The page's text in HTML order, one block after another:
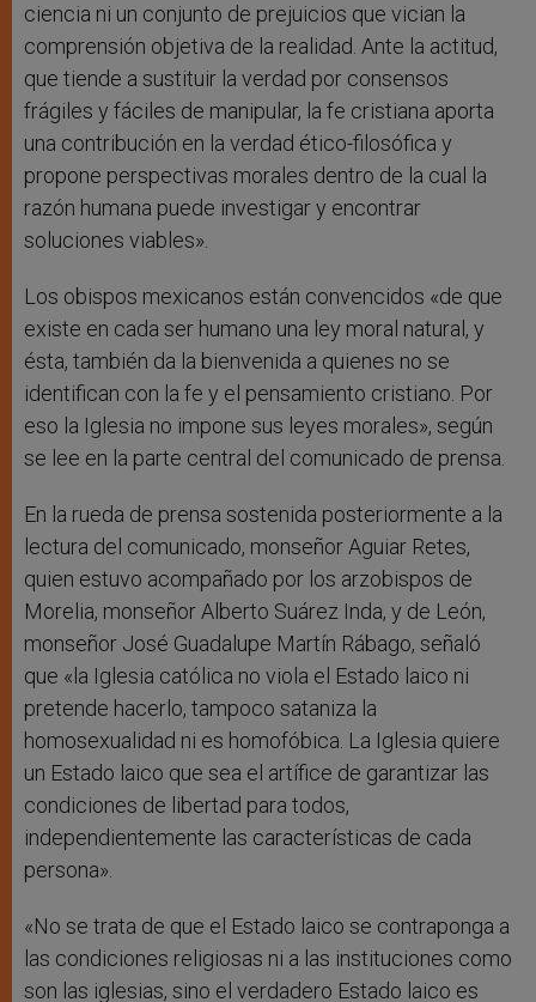
ciencia ni un conjunto de prejuicios que vician la
comprensión objetiva de la realidad. Ante la actitud,
que tiende a sustituir la verdad por consensos
frágiles y fáciles de manipular, la fe cristiana aporta
una contribución en la verdad ético-filosófica y
propone perspectivas morales dentro de la cual la
razón humana puede investigar y encontrar
soluciones viables».
Los obispos mexicanos están convencidos «de que
existe en cada ser humano una ley moral natural, y
ésta, también da la bienvenida a quienes no se
identifican con la fe y el pensamiento cristiano. Por
eso la Iglesia no impone sus leyes morales», según
se lee en la parte central del comunicado de prensa.
En la rueda de prensa sostenida posteriormente a la
lectura del comunicado, monseñor Aguiar Retes,
quien estuvo acompañado por los arzobispos de
Morelia, monseñor Alberto Suárez Inda, y de León,
monseñor José Guadalupe Martín Rábago, señaló
que «la Iglesia católica no viola el Estado laico ni
pretende hacerlo, tampoco sataniza la
homosexualidad ni es homofóbica. La Iglesia quiere
un Estado laico que sea el artífice de garantizar las
condiciones de libertad para todos,
independientemente las características de cada
persona».
«No se trata de que el Estado laico se contraponga a
las condiciones religiosas ni a las instituciones como
son las iglesias, sino el verdadero Estado laico es